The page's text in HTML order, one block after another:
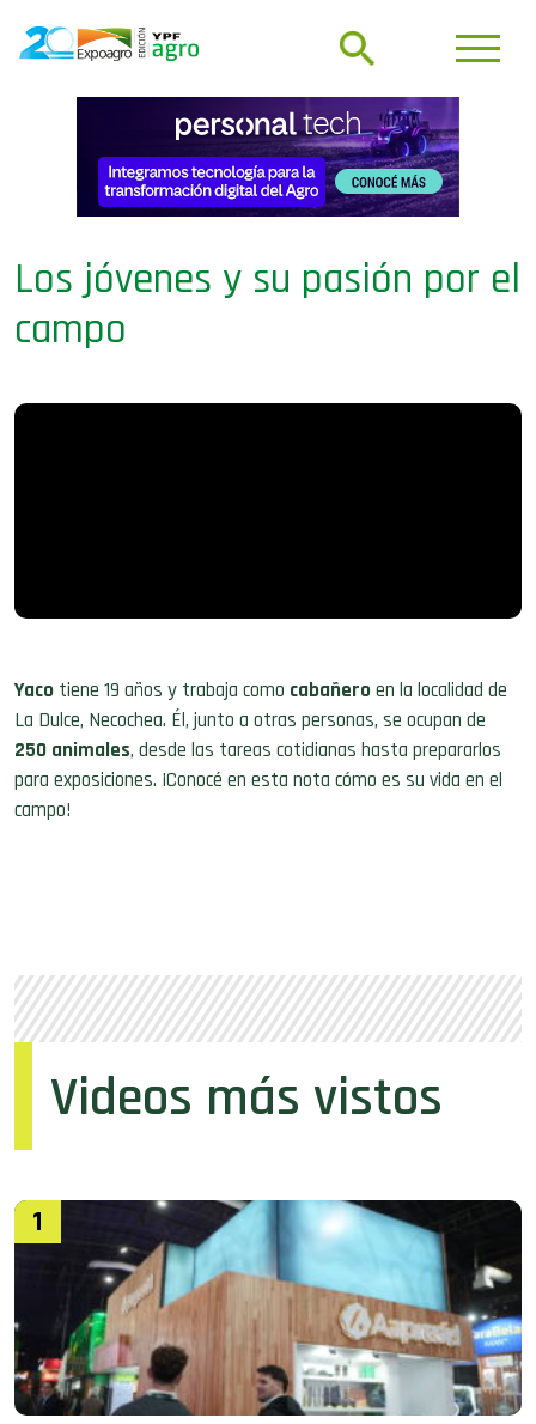
Los jóvenes y su pasión por el
campo
Yaco tiene 19 años y trabaja como cabañeroen la localidad de
La Dulce, Necochea. Él, junto a otras personas, se ocupan de
250 animales, desde las tareas cotidianas hasta prepararlos
para exposiciones. ¡Conocé en esta nota cómo es su vida en el
campo!
Videos más vistos
1